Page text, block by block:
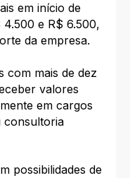
em início de
e R$ 6.500,
da empresa.
com mais de dez
valores
em cargos
consultoria
possibilidades de